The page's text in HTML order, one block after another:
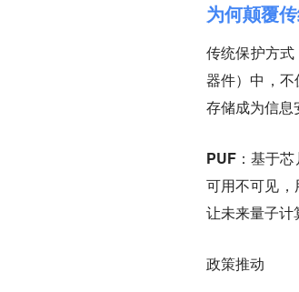
为何颠覆
传统保护方式
器件）中 ，
存储成为信息
PUF：基于
可用不可见，
让未来量子计
政策推动